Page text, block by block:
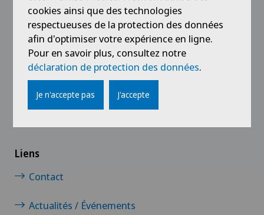
@Suivez notre actualité
Liens
Contact
Actualités / Événements
cookies ainsi que des technologies
respectueuses de la protection des données
afin d'optimiser votre expérience en ligne.
Pour en savoir plus, consultez notre
déclaration de protection des données.
Je n'accepte pas J'accepte